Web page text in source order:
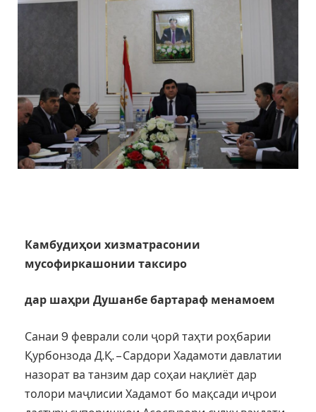
Камбудиҳои хизматрасонии
мусофиркашонии таксиро
дар шаҳри Душанбе бартараф менамоем
Санаи 9 феврали соли ҷорӣ таҳти роҳбарии
Қурбонзода Д.Қ. – Сардори Хадамоти давлатии
назорат ва танзим дар соҳаи нақлиёт дар
толори маҷлисии Хадамот бо мақсади иҷрои